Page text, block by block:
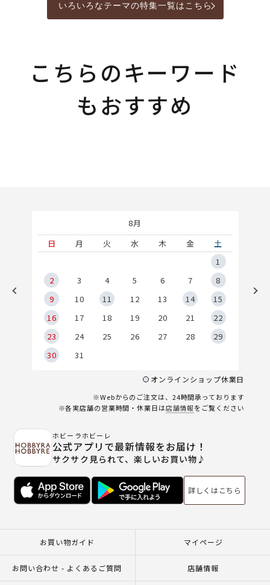
いろいろなテーマの特集一覧はこちら
こちらのキーワード
もおすすめ
8月
日
月 火 水 木 金
土
1
2
3 4 5 6 7
8
9
10 11 12 13 14
15
16
17 18 19 20 21
22
23
24 25 26 27 28
29
30
31
オンラインショップ休業日
※Webからのご注文は、24時間承っております
※各実店舗の営業時間・休業日は店舗情報をご覧ください
ホビーラホビーレ
公式アプリで最新情報をお届け！
サクサク見られて、楽しいお買い物♪
詳しくはこちら
お買い物ガイド マイページ
お問い合わせ - よくあるご質問 店舗情報